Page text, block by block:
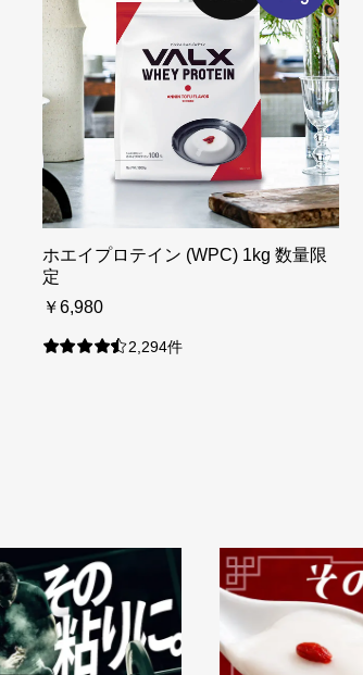
ホエイプロテイン (WPC) 1kg 数量限
定
￥6,980
2,294件